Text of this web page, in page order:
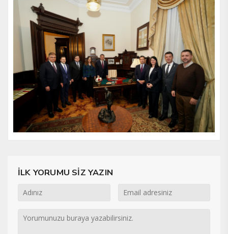
İLK YORUMU SİZ YAZIN